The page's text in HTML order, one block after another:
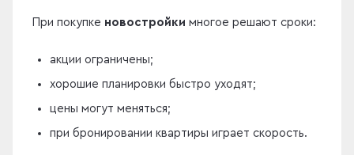
При покупке новостройки многое решают сроки:
акции ограничены;
хорошие планировки быстро уходят;
цены могут меняться;
при бронировании квартиры играет скорость.